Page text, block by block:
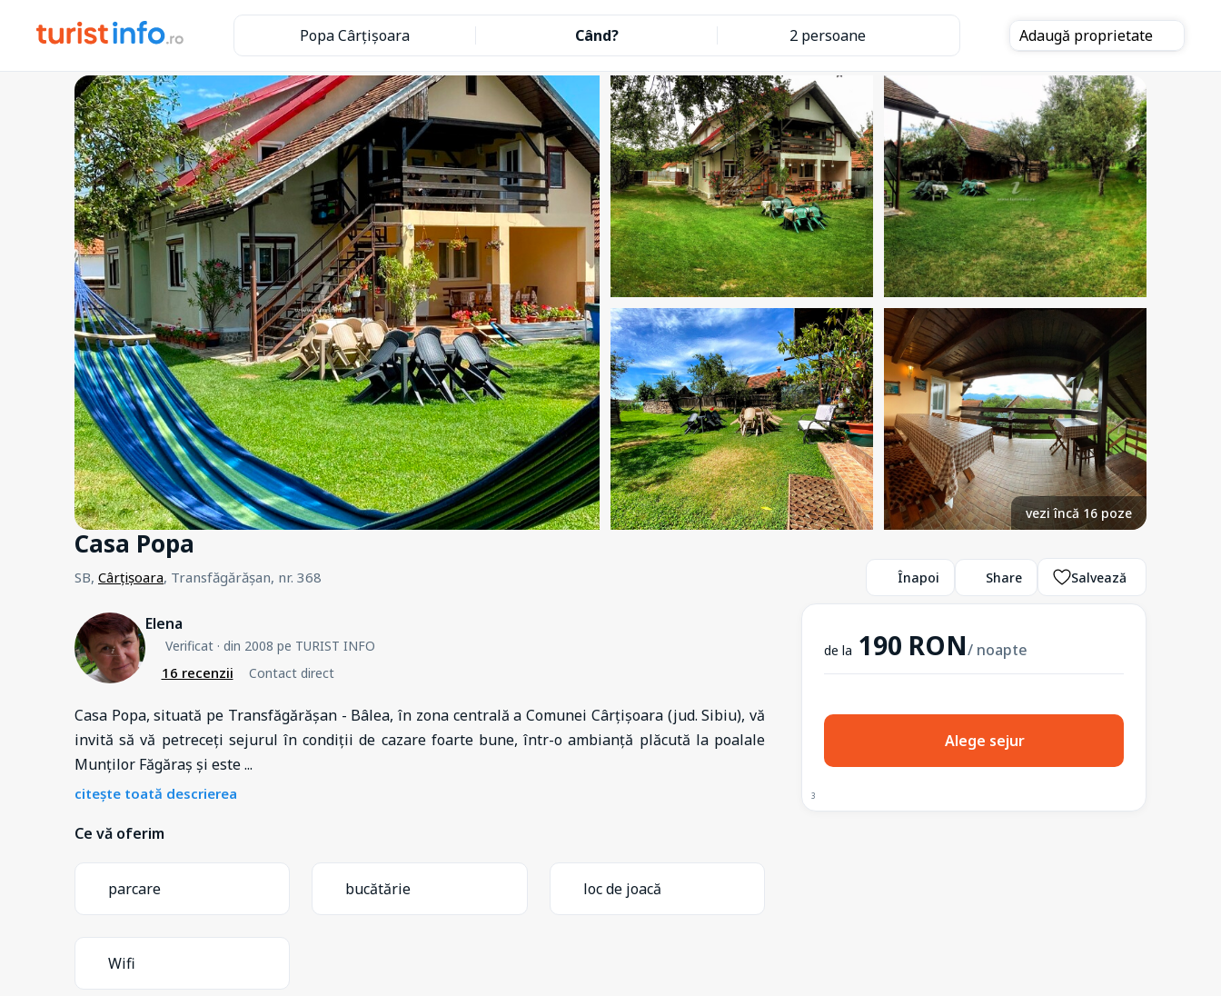
Popa Cârțișoara Când? 2 persoane Adaugă proprietate
vezi încă 16 poze
Casa Popa
SB, Cârțișoara, Transfăgărășan, nr. 368 Înapoi Share Salvează
Elena
Verificat· din 2008 pe TURIST INFO
16 recenzii Contact direct
Casa Popa, situată pe Transfăgărășan - Bâlea, în zona centrală a Comunei Cârțișoara (jud. Sibiu), vă
invită să vă petreceți sejurul în condiții de cazare foarte bune, într-o ambianță plăcută la poalale
Munților Făgăraș și este...
citește toată descrierea
Ce vă oferim
parcare bucătărie loc de joacă
Wifi
de la 190 RON/ noapte
Alege sejur
3